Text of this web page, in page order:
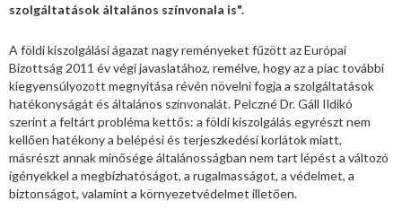
szolgáltatások általános színvonala is".
A földi kiszolgálási ágazat nagy reményeket fűzött az Európai
Bizottság 2011 év végi javaslatához, remélve, hogy az a piac további
kiegyensúlyozott megnyitása révén növelni fogja a szolgáltatások
hatékonyságát és általános színvonalát. Pelczné Dr. Gáll Ildikó
szerint a feltárt probléma kettős: a földi kiszolgálás egyrészt nem
kellően hatékony a belépési és terjeszkedési korlátok miatt,
másrészt annak minősége általánosságban nem tart lépést a változó
igényekkel a megbízhatóságot, a rugalmasságot, a védelmet, a
biztonságot, valamint a környezetvédelmet illetően.